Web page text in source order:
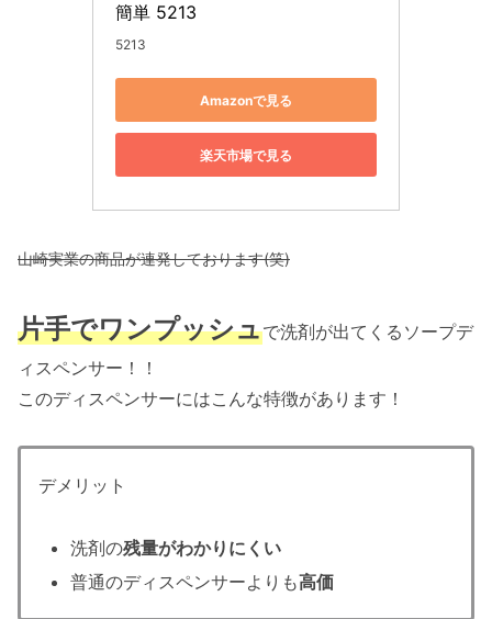
簡単 5213
5213
Amazonで見る
楽天市場で見る
山崎実業の商品が連発しております(笑)
片手でワンプッシュで洗剤が出てくるソープデ
ィスペンサー！！
このディスペンサーにはこんな特徴があります！
デメリット
洗剤の残量がわかりにくい
普通のディスペンサーよりも高価